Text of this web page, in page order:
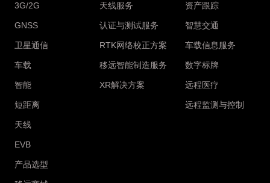
3G/2G
GNSS
卫星通信
车载
智能
短距离
天线
EVB
产品选型
天线服务
认证与测试服务
RTK网络校正方案
移远智能制造服务
XR解决方案
资产跟踪
智慧交通
车载信息服务
数字标牌
远程医疗
远程监测与控制